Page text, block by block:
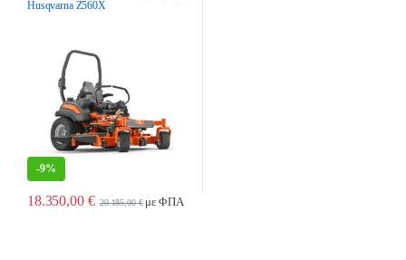
Husqvarna Z560X
-9%
18.350,00 € 20.185,00€με ΦΠΑ